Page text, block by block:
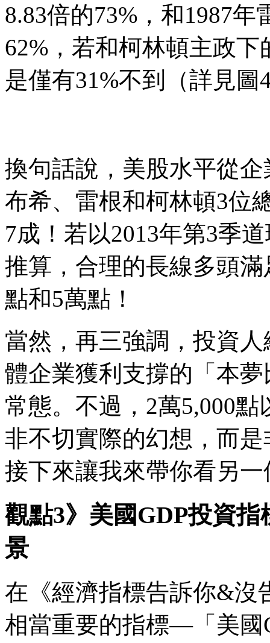
8.83倍的73%，和1987
62%，若和柯林頓主政下
是僅有31%不到（詳見圖
換句話說，美股水平從
布希、雷根和柯林頓3位
7成！若以2013年第3季
推算，合理的長線多頭滿
點和5萬點！
當然，再三強調，投資
體企業獲利支撐的「本
常態。不過，2萬5,000
非不切實際的幻想，而
接下來讓我來帶你看另
觀點3》美國GDP投資
景
在《經濟指標告訴你&沒
相當重要的指標—「美國